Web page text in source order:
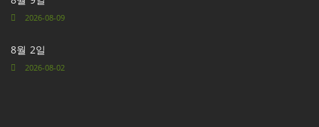
2026-08-09
8월 2일
2026-08-02